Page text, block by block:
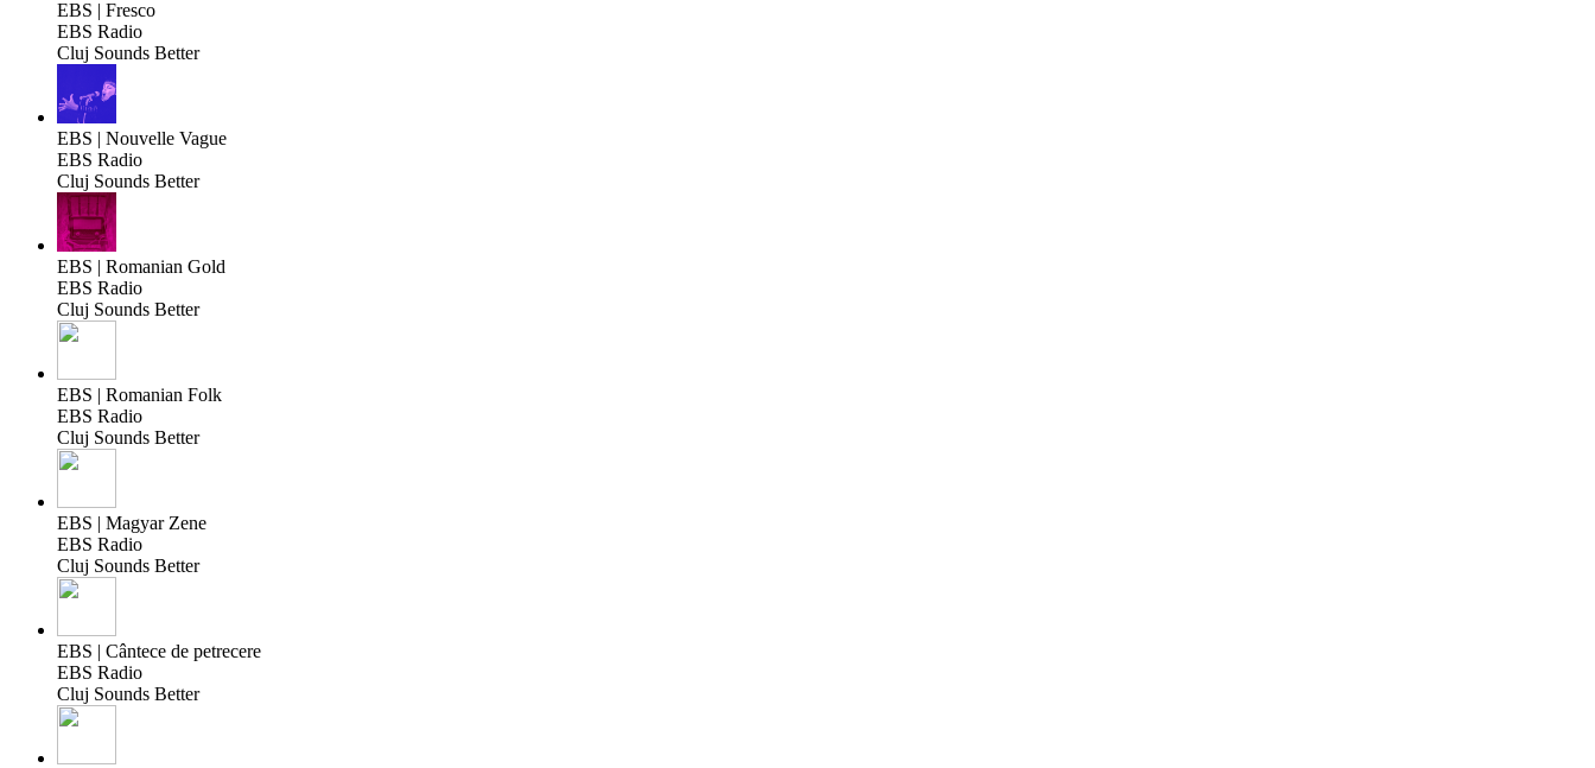
EBS | Fresco
EBS Radio
Cluj Sounds Better
EBS | Nouvelle Vague
EBS Radio
Cluj Sounds Better
EBS | Romanian Gold
EBS Radio
Cluj Sounds Better
EBS | Romanian Folk
EBS Radio
Cluj Sounds Better
EBS | Magyar Zene
EBS Radio
Cluj Sounds Better
EBS | Cântece de petrecere
EBS Radio
Cluj Sounds Better